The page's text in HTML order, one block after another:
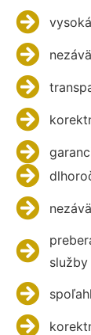
služby